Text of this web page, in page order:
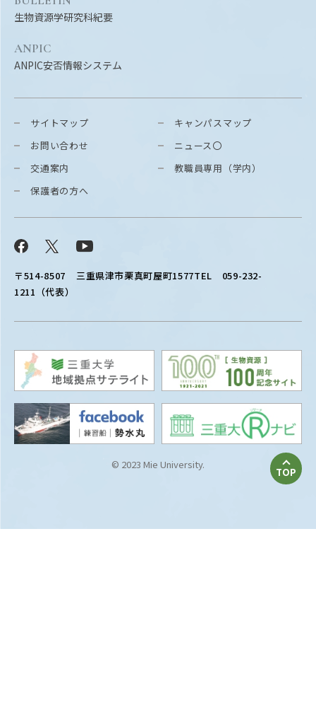
〒514-8507 三重県津市栗真町屋町1577TEL 059-232-
1211（代表）
サイトマップ
お問い合わせ
交通案内
保護者の方へ
Facebook
キャンパスマップ
ニュース〇
教職員専用（学内）
生物資源学研究科紀要
ANPIC
ANPIC安否情報システム
© 2023 Mie University.
TOP